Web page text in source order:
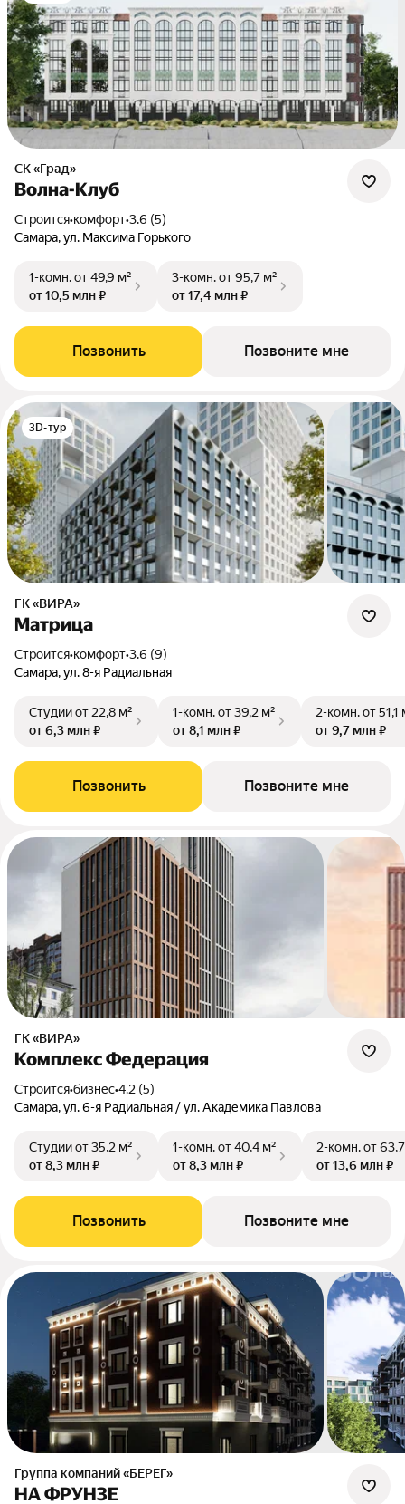
СК «Град»
Волна-Клуб
Строится•комфорт•3.6 (5)
Самара, ул. Максима Горького
1-комн.от 49,9 м²
от 10,5 млн ₽
3-комн.от 95,7 м²
от 17,4 млн ₽
Позвонить Позвоните мне
3D-тур
ГК «ВИРА»
Матрица
Строится•комфорт•3.6 (9)
Самара, ул. 8-я Радиальная
Студииот 22,8 м²
от 6,3 млн ₽
1-комн.от 39,2 м²
от 8,1 млн ₽
2-комн.от 51,1
от 9,7 млн ₽
Позвонить Позвоните мне
ГК «ВИРА»
Комплекс Федерация
Строится•бизнес•4.2 (5)
Самара, ул. 6-я Радиальная / ул. Академика Павлова
Студииот 35,2 м²
от 8,3 млн ₽
1-комн.от 40,4 м²
от 8,3 млн ₽
2-комн.от
от 13,6 млн ₽
Позвонить Позвоните мне
Группа компаний «БЕРЕГ»
НА ФРУНЗЕ